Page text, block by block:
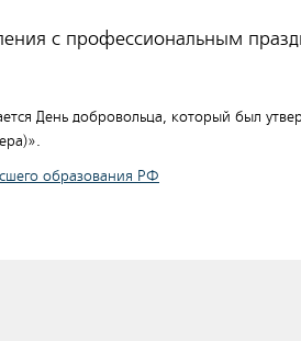
с профессиональным
День добровольца, который был
образования РФ